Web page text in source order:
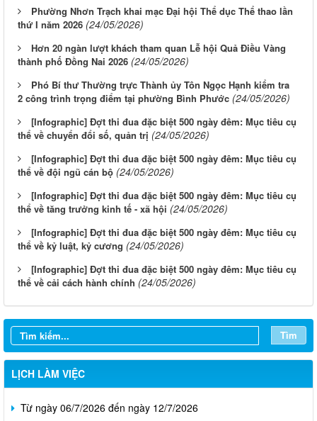
Phường Nhơn Trạch khai mạc Đại hội Thể dục Thể thao lần
thứ I năm 2026 (24/05/2026)
Hơn 20 ngàn lượt khách tham quan Lễ hội Quả Điều Vàng
thành phố Đồng Nai 2026 (24/05/2026)
Phó Bí thư Thường trực Thành ủy Tôn Ngọc Hạnh kiểm tra
2 công trình trọng điểm tại phường Bình Phước (24/05/2026)
[Infographic] Đợt thi đua đặc biệt 500 ngày đêm: Mục tiêu cụ
thể về chuyển đổi số, quản trị (24/05/2026)
[Infographic] Đợt thi đua đặc biệt 500 ngày đêm: Mục tiêu cụ
thể về đội ngũ cán bộ (24/05/2026)
[Infographic] Đợt thi đua đặc biệt 500 ngày đêm: Mục tiêu cụ
thể về tăng trưởng kinh tế - xã hội (24/05/2026)
[Infographic] Đợt thi đua đặc biệt 500 ngày đêm: Mục tiêu cụ
thể về kỷ luật, kỷ cương (24/05/2026)
[Infographic] Đợt thi đua đặc biệt 500 ngày đêm: Mục tiêu cụ
thể về cải cách hành chính (24/05/2026)
Tìm
LỊCH LÀM VIỆC
Từ ngày 03/8/2026 đến ngày 09/8/2026
Từ ngày 27/7/2026 đến ngày 02/8/2026
Từ ngày 20/7/2026 đến ngày 26/7/2026
Từ ngày 13/7/2026 đến ngày 18/7/2026